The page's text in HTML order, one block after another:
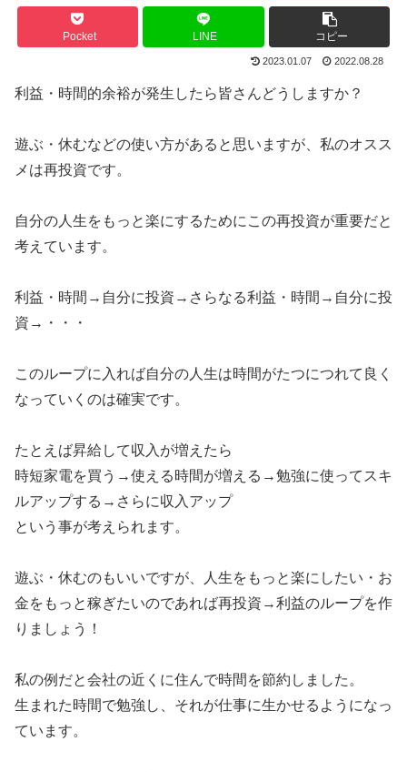
Pocket LINE コピー
2023.01.07 2022.08.28
利益・時間的余裕が発生したら皆さんどうしますか？
遊ぶ・休むなどの使い方があると思いますが、私のオスス
メは再投資です。
自分の人生をもっと楽にするためにこの再投資が重要だと
考えています。
利益・時間→自分に投資→さらなる利益・時間→自分に投
資→・・・
このループに入れば自分の人生は時間がたつにつれて良く
なっていくのは確実です。
たとえば昇給して収入が増えたら
時短家電を買う→使える時間が増える→勉強に使ってスキ
ルアップする→さらに収入アップ
という事が考えられます。
遊ぶ・休むのもいいですが、人生をもっと楽にしたい・お
金をもっと稼ぎたいのであれば再投資→利益のループを作
りましょう！
私の例だと会社の近くに住んで時間を節約しました。
生まれた時間で勉強し、それが仕事に生かせるようになっ
ています。